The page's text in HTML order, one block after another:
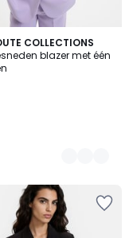
COLLECTIONS
blazer met één